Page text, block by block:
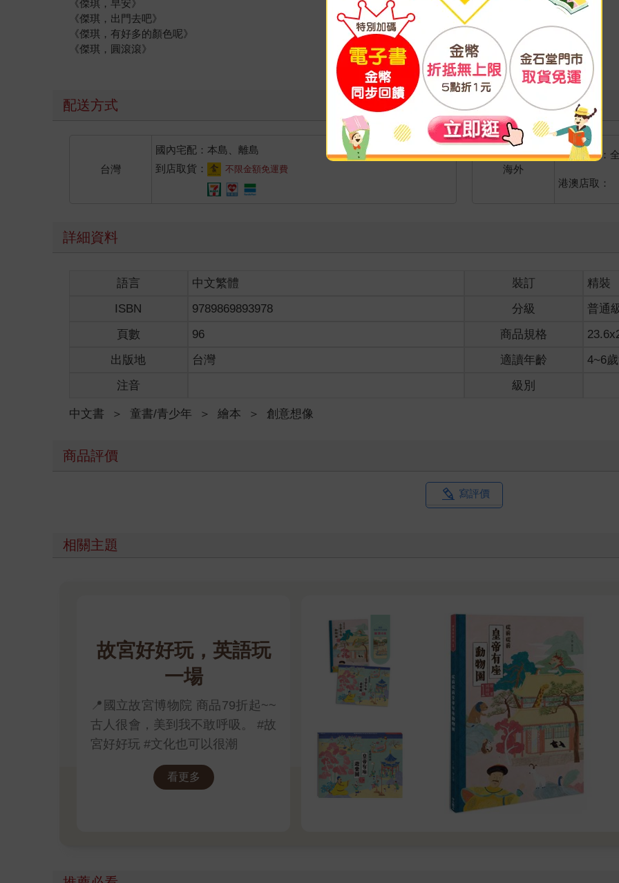
《傑琪，早安》
《傑琪，出門去吧》
《傑琪，有好多的顏色呢》
《傑琪，圓滾滾》
配送方式
台灣
國內宅配：本島、離島
到店取貨：
不限金額免運費 海外
國際快遞：
港澳店取：
詳細資料
語言 中文繁體 裝訂
精裝
ISBN
9789869893978 分級
普通
頁數
96 商品規格
出版地
台灣 適讀年齡
4~6
注音
級別
中文書 ＞ 童書/青少年 ＞ 繪本 ＞ 創意想像
商品評價
寫評價
相關主題
故宮好好玩，英語玩
一場
📍國立故宮博物院 商品79折起~~
古人很會，美到我不敢呼吸。 #故
宮好好玩 #文化也可以很潮
看更多